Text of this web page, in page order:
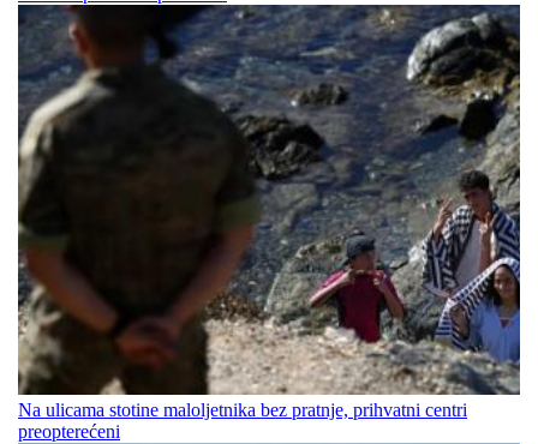
Na ulicama stotine maloljetnika bez pratnje, prihvatni centri
preopterećeni